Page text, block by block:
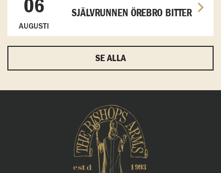
06
AUGUSTI
SJÄLVRUNNEN ÖREBRO BITTER
SE ALLA